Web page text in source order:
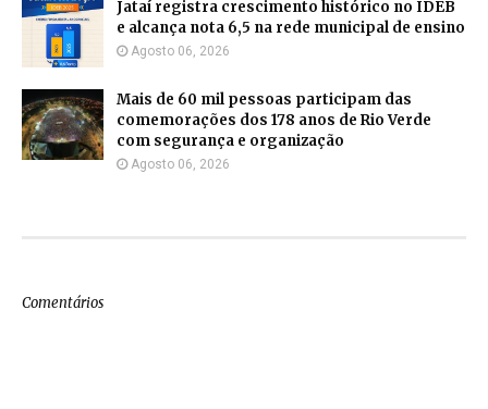
Jataí registra crescimento histórico no IDEB
e alcança nota 6,5 na rede municipal de ensino
Agosto 06, 2026
Mais de 60 mil pessoas participam das
comemorações dos 178 anos de Rio Verde
com segurança e organização
Agosto 06, 2026
Comentários